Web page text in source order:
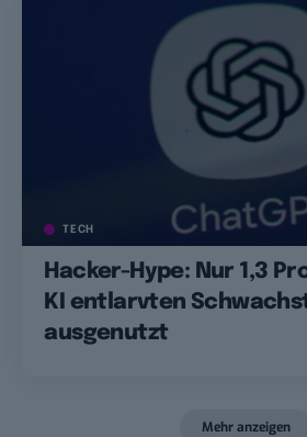
TECH
Hacker-Hype: Nur 1,3
KI entlarvten
ausgenutzt
Mehr anzeigen